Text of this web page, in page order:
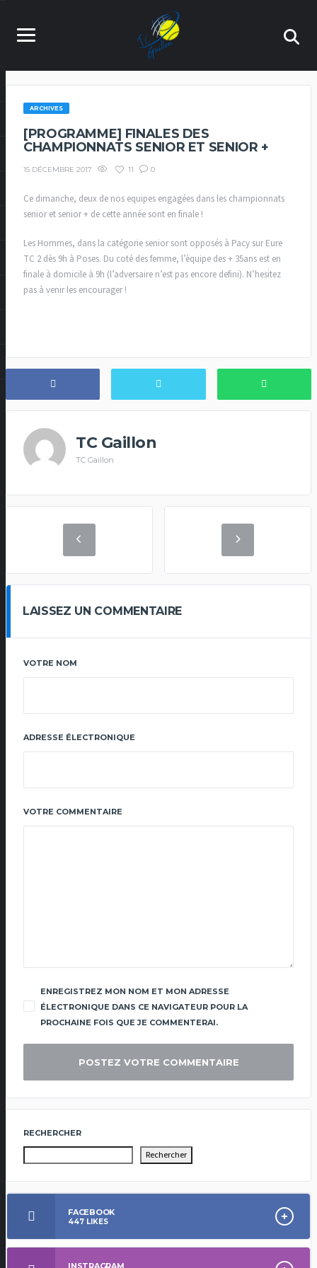
ARCHIVES
[PROGRAMME] FINALES DES
CHAMPIONNATS SENIOR ET SENIOR +
15 DÉCEMBRE 2017 11 0
Ce dimanche, deux de nos equipes engagées dans les championnats
senior et senior + de cette année sont en finale !
Les Hommes, dans la catégorie senior sont opposés à Pacy sur Eure
TC 2 dès 9h à Poses. Du coté des femme, l’èquipe des + 35ans est en
finale à domicile à 9h (l’adversaire n’est pas encore defini). N’hesitez
pas à venir les encourager !
TC Gaillon
TC Gaillon
LAISSEZ UN COMMENTAIRE
VOTRE NOM
ADRESSE ÉLECTRONIQUE
VOTRE COMMENTAIRE
ENREGISTREZ MON NOM ET MON ADRESSE
ÉLECTRONIQUE DANS CE NAVIGATEUR POUR LA
PROCHAINE FOIS QUE JE COMMENTERAI.
RECHERCHER
Rechercher
FACEBOOK
447 LIKES